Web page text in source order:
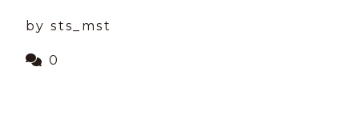
by sts_mst
0